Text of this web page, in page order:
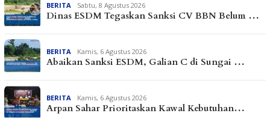
BERITA Sabtu, 8 Agustus 2026
Dinas ESDM Tegaskan Sanksi CV BBN Belum …
BERITA Kamis, 6 Agustus 2026
Abaikan Sanksi ESDM, Galian C di Sungai …
BERITA Kamis, 6 Agustus 2026
Arpan Sahar Prioritaskan Kawal Kebutuhan…